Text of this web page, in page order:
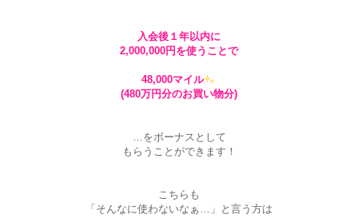
入会後１年以内に
2,000,000円を使うことで
48,000マイル
(480万円分のお買い物分)
…をボーナスとして
もらうことができます！
こちらも
「そんなに使わないなぁ…」と言う方は